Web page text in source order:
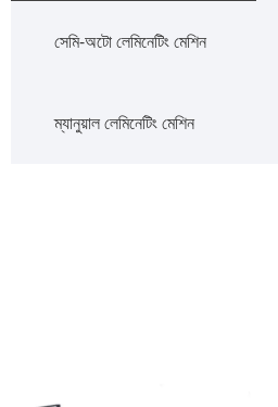
সেমি-অটো লেমিনেটিং মেশিন
ম্যানুয়াল লেমিনেটিং মেশিন